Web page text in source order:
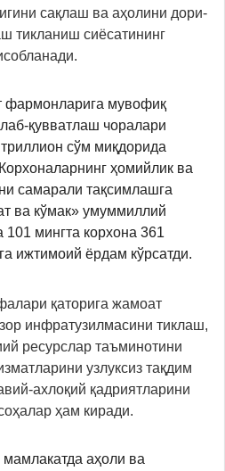
сақлаш ва аҳолини дори-
тикланиш сиёсатининг
фармонларига мувофиқ
қувватлаш чоралари
сўм миқдорида
ҳомийлик ва
самарали тақсимлашга
ва кўмак» умуммиллий
101 мингта корхона 361
ижтимоий ёрдам кўрсатди.
қаторига жамоат
инфратузилмасини тиклаш,
ресурслар таъминотини
узлуксиз тақдим
ахлоқий қадриятларини
ҳам киради.
мамлакатда аҳоли ва